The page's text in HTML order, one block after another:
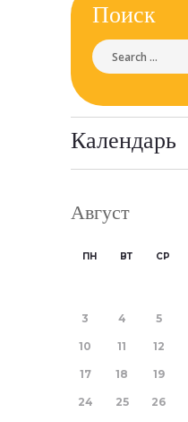
Поиск
Календарь
Август
ПН ВТ СР
3 4 5
10 11 12
17 18 19
24 25 26